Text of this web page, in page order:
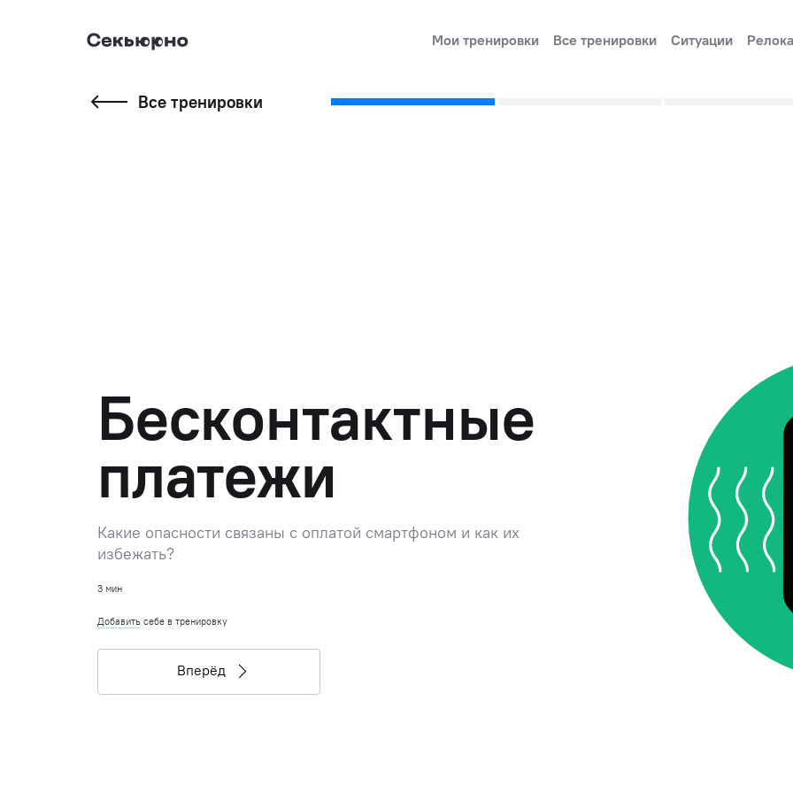
Мои тренировки Все тренировки Ситуации
Все тренировки
Бесконтактные
платежи
Какие опасности связаны с оплатой смартфоном и как их
избежать?
3 мин
Добавить себе в тренировку
Вперёд